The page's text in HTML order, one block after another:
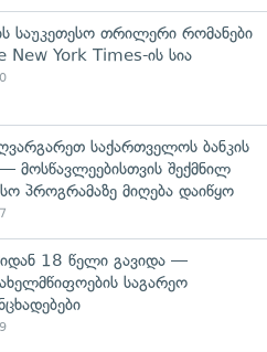
საუკეთესო თრილერი რომანები
New York Times-ის სია
საქართველოს ბანკის
მოსწავლეებისთვის შექმნილ
პროგრამაზე მიღება დაიწყო
18 წელი გავიდა —
საგარეო